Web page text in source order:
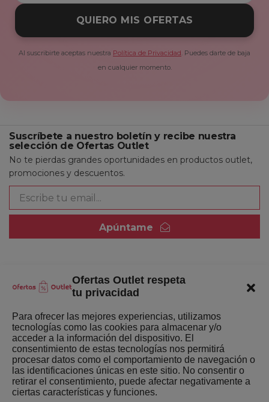
Ofertas Outlet respeta
tu privacidad
Para ofrecer las mejores experiencias, utilizamos
tecnologías como las cookies para almacenar y/o
acceder a la información del dispositivo. El
consentimiento de estas tecnologías nos permitirá
procesar datos como el comportamiento de navegación o
las identificaciones únicas en este sitio. No consentir o
retirar el consentimiento, puede afectar negativamente a
ciertas características y funciones.
QUIERO MIS OFERTAS
Al suscribirte aceptas nuestra Política de Privacidad. Puedes darte de baja
en cualquier momento.
Suscríbete a nuestro boletín y recibe nuestra
selección de Ofertas Outlet
No te pierdas grandes oportunidades en productos outlet,
promociones y descuentos.
Apúntame
Quienes somos
Últimas Novedades
Mejores ofertas de la semana